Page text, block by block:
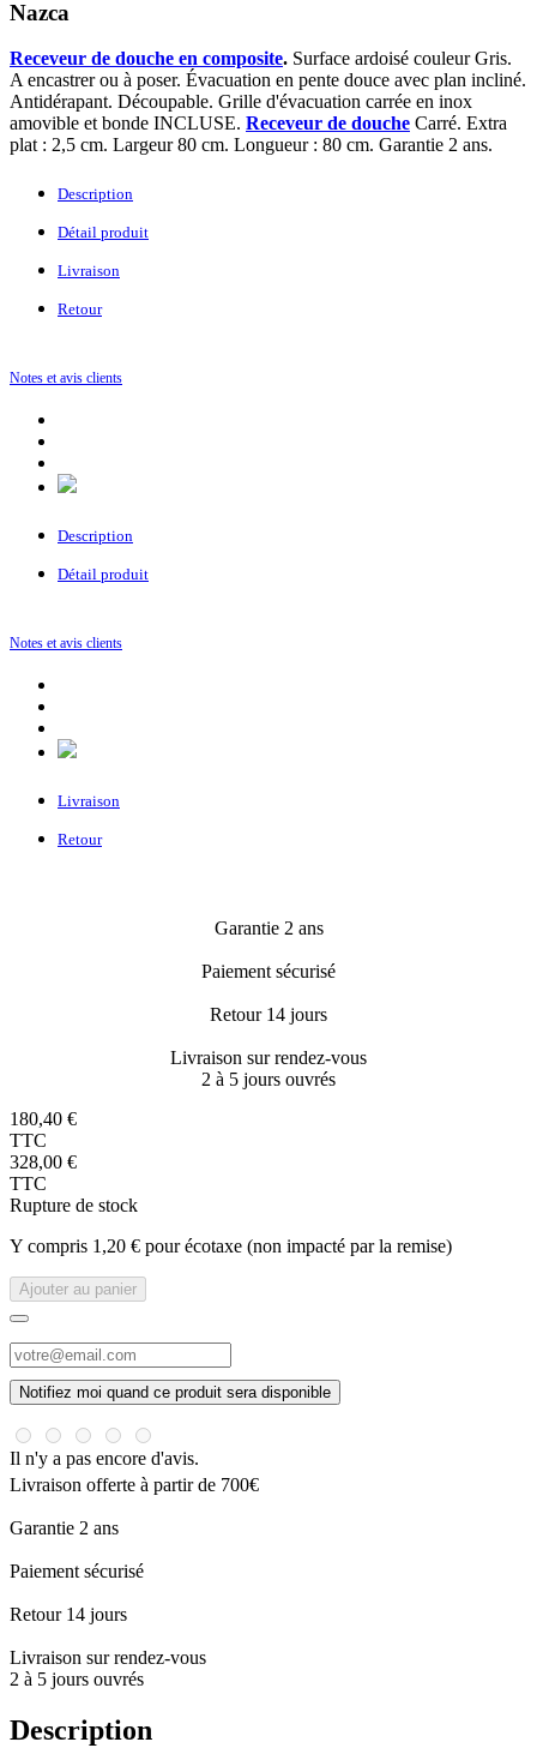
Nazca
Receveur de douche en composite. Surface ardoisé couleur Gris.
A encastrer ou à poser. Évacuation en pente douce avec plan incliné.
Antidérapant. Découpable. Grille d'évacuation carrée en inox
amovible et bonde INCLUSE. Receveur de douche Carré. Extra
plat : 2,5 cm. Largeur 80 cm. Longueur : 80 cm. Garantie 2 ans.
Description
Détail produit
Livraison
Retour
Notes et avis clients
Description
Détail produit
Notes et avis clients
Livraison
Retour
Garantie 2 ans
Paiement sécurisé
Retour 14 jours
Livraison sur rendez-vous
2 à 5 jours ouvrés
180,40 €
TTC
328,00 €
TTC
Rupture de stock
Y compris 1,20 € pour écotaxe (non impacté par la remise)
Ajouter au panier
Notifiez moi quand ce produit sera disponible
Il n'y a pas encore d'avis.
Livraison offerte à partir de 700€
Garantie 2 ans
Paiement sécurisé
Retour 14 jours
Livraison sur rendez-vous
2 à 5 jours ouvrés
Description